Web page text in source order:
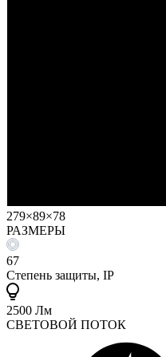
279×89×78
РАЗМЕРЫ
67
Степень защиты, IP
2500 Лм
СВЕТОВОЙ ПОТОК